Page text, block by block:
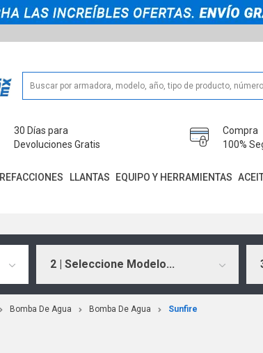
30 Días para
Devoluciones Gratis
Compra
100%
REFACCIONES LLANTAS EQUIPO Y HERRAMIENTAS
2 | Seleccione Modelo...
Bomba De Agua Bomba De Agua Sunfire